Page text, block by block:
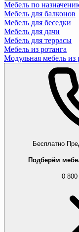
Мебель по
Мебель для балконов
Мебель для беседки
Мебель для дачи
Мебель для террасы
Мебель из ротанга
Модульная мебель из
Бесплатно
Подберём
0 800